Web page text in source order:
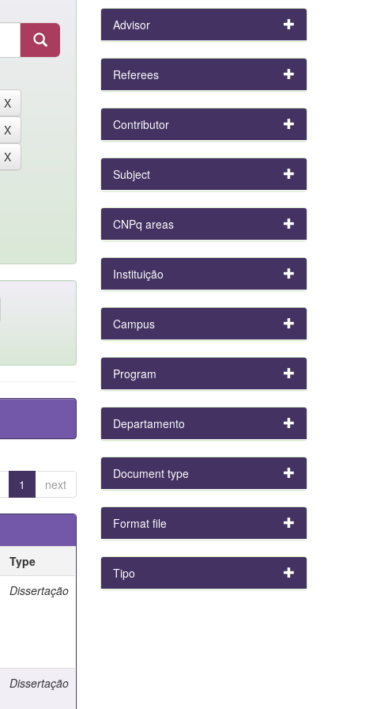
1 next
Type
Dissertação
Dissertação
Advisor
Referees
Contributor
Subject
CNPq areas
Instituição
Campus
Program
Departamento
Document type
Format file
Tipo